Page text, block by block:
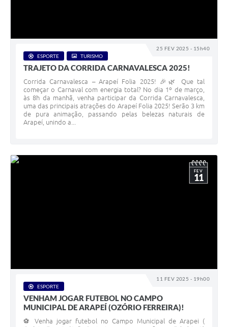
25 FEV 2025 - 15h40
ESPORTE TURISMO
TRAJETO DA CORRIDA CARNAVALESCA 2025!
Corrida Carnavalesca – Arapeí Folia 2025! 🎉🌿 Que tal
começar o Carnaval com energia total? No dia 1º de março,
às 8h da manhã, venha participar da Corrida Carnavalesca,
uma das principais atrações do Arapeí Folia 2025! Serão 3 km
de pura animação, passando pelas belezas naturais de
Arapeí, unindo a...
11 FEV 2025 - 19h00
FEV
11
ESPORTE
VENHAM JOGAR FUTEBOL NO CAMPO
MUNICIPAL DE ARAPEÍ (OZÓRIO FERREIRA)!
⚽ Venha jogar futebol no Campo Municipal de Arapei (